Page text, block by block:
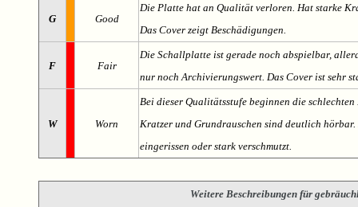
G Good
Die Platte hat an Qualität verloren. Hat starke
Das Cover zeigt Beschädigungen.
F Fair
Die Schallplatte ist gerade noch abspielbar,
nur noch Archivierungswert. Das Cover ist sehr
W Worn
Bei dieser Qualitätsstufe beginnen die
Kratzer und Grundrauschen sind deutlich
eingerissen oder stark verschmutzt.
Weitere Beschreibungen für